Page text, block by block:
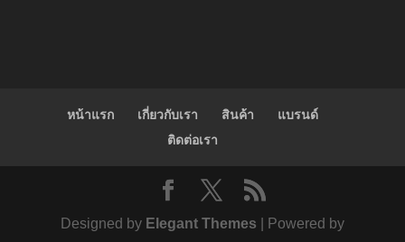
หน้าแรก เกี่ยวกับเรา สินค้า
แบรนด์
ติดต่อเรา
Designed by Elegant Themes | Powered by